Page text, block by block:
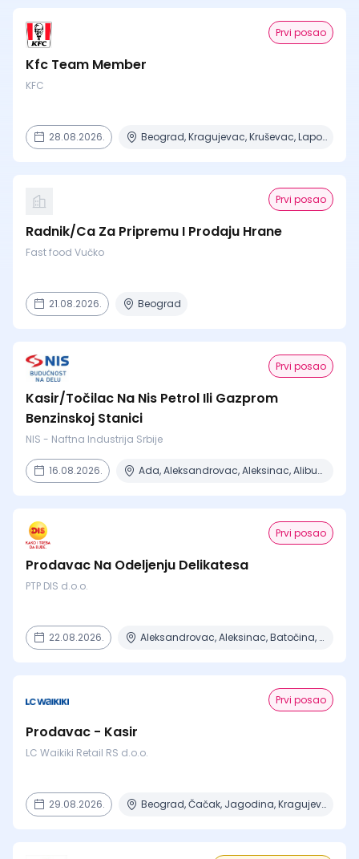
Prvi posao
Kfc Team Member
KFC
28.08.2026. Beograd, Kragujevac, Kruševac, Lapovo, Niš + 4 mesta
Prvi posao
Radnik/Ca Za Pripremu I Prodaju Hrane
Fast food Vučko
21.08.2026. Beograd
Prvi posao
Kasir/Točilac Na Nis Petrol Ili Gazprom
Benzinskoj Stanici
NIS - Naftna Industrija Srbije
16.08.2026. Ada, Aleksandrovac, Aleksinac, Alibunar, Apatin + 206 mesta
Prvi posao
Prodavac Na Odeljenju Delikatesa
PTP DIS d.o.o.
22.08.2026. Aleksandrovac, Aleksinac, Batočina, Beograd, Čačak + 15 mesta
Prvi posao
Prodavac - Kasir
LC Waikiki Retail RS d.o.o.
29.08.2026. Beograd, Čačak, Jagodina, Kragujevac, Kruševac + 15 mesta